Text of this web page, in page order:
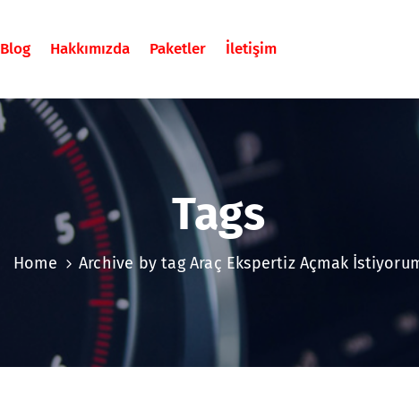
Blog Hakkımızda Paketler İletişim
Tags
Home Archive by tag Araç Ekspertiz Açmak